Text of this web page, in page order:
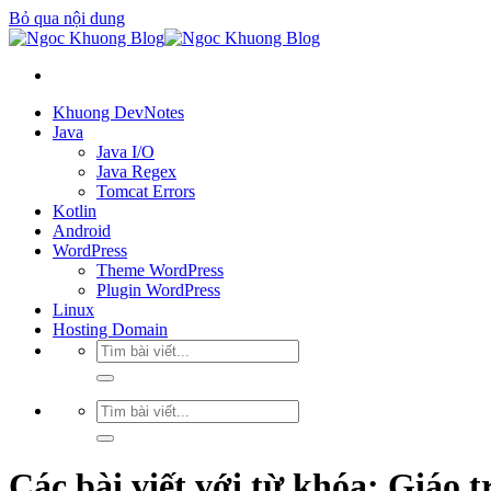
Bỏ qua nội dung
Khuong DevNotes
Java
Java I/O
Java Regex
Tomcat Errors
Kotlin
Android
WordPress
Theme WordPress
Plugin WordPress
Linux
Hosting Domain